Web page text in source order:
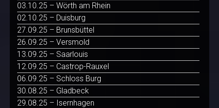
03.10.25 – Wörth am Rhein
02.10.25 – Duisburg
27.09.25 – Brunsbüttel
26.09.25 – Versmold
13.09.25 – Saarlouis
12.09.25 – Castrop-Rauxel
06.09.25 – Schloss Burg
30.08.25 – Gladbeck
29.08.25 – Isernhagen